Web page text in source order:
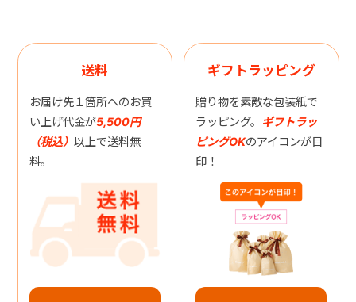
送料
お届け先１箇所へのお買
い上げ代金が5,500円
（税込） 以上で送料無
料。
ギフトラッピング
贈り物を素敵な包装紙で
ラッピング。 ギフトラッ
ピングOKのアイコンが目
印！